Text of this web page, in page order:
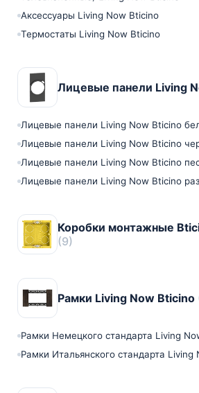
Аксессуары Living Now Bticino
Термостаты Living Now Bticino
Лицевые панели Living
Лицевые панели Living Now Bticino
Лицевые панели Living Now Bticino
Лицевые панели Living Now Bticino
Лицевые панели Living Now Bticino
Коробки монтажные
(9)
Рамки Living Now Bticino
Рамки Немецкого стандарта Living
Рамки Итальянского стандарта Living